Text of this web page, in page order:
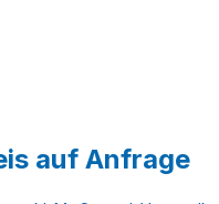
auf Anfrage